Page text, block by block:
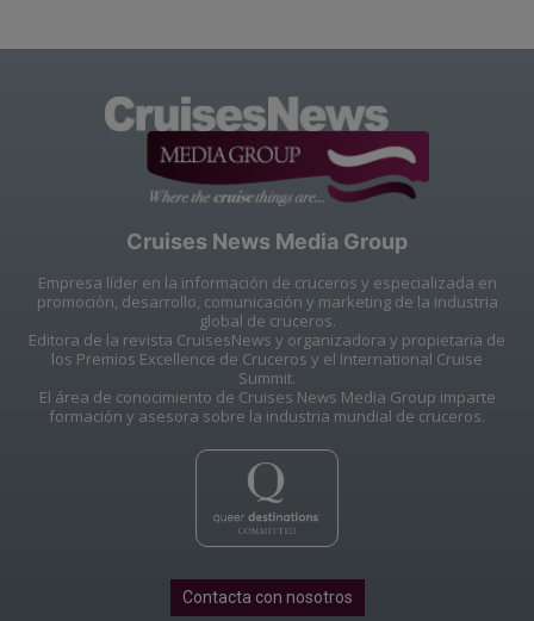
Cruises News Media Group
Empresa líder en la información de cruceros y especializada en
promoción, desarrollo, comunicación y marketing de la industria
global de cruceros.
Editora de la revista CruisesNews y organizadora y propietaria de
los Premios Excellence de Cruceros y el International Cruise
Summit.
El área de conocimiento de Cruises News Media Group imparte
formación y asesora sobre la industria mundial de cruceros.
Contacta con nosotros